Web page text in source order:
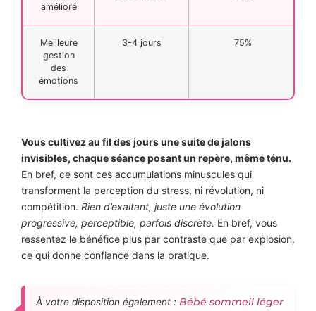
amélioré
Meilleure
gestion
des
émotions
3-4 jours 75%
Vous cultivez au fil des jours une suite de jalons
invisibles, chaque séance posant un repère, même ténu.
En bref, ce sont ces accumulations minuscules qui
transforment la perception du stress, ni révolution, ni
compétition. Rien d’exaltant, juste une évolution
progressive, perceptible, parfois discrète. En bref, vous
ressentez le bénéfice plus par contraste que par explosion,
ce qui donne confiance dans la pratique.
À votre disposition également : Bébé sommeil léger